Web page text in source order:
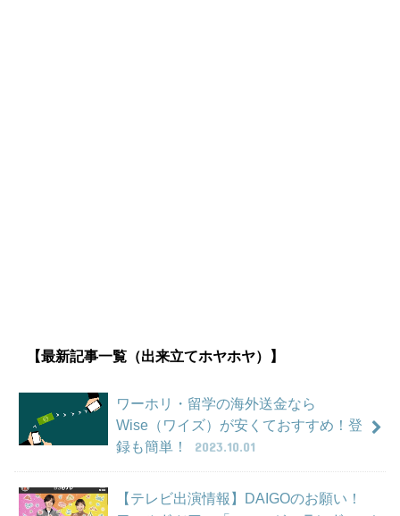
【最新記事一覧（出来立てホヤホヤ）】
ワーホリ・留学の海外送金なら
Wise（ワイズ）が安くておすすめ！登
録も簡単！
2023.10.01
【テレビ出演情報】DAIGOのお願い！